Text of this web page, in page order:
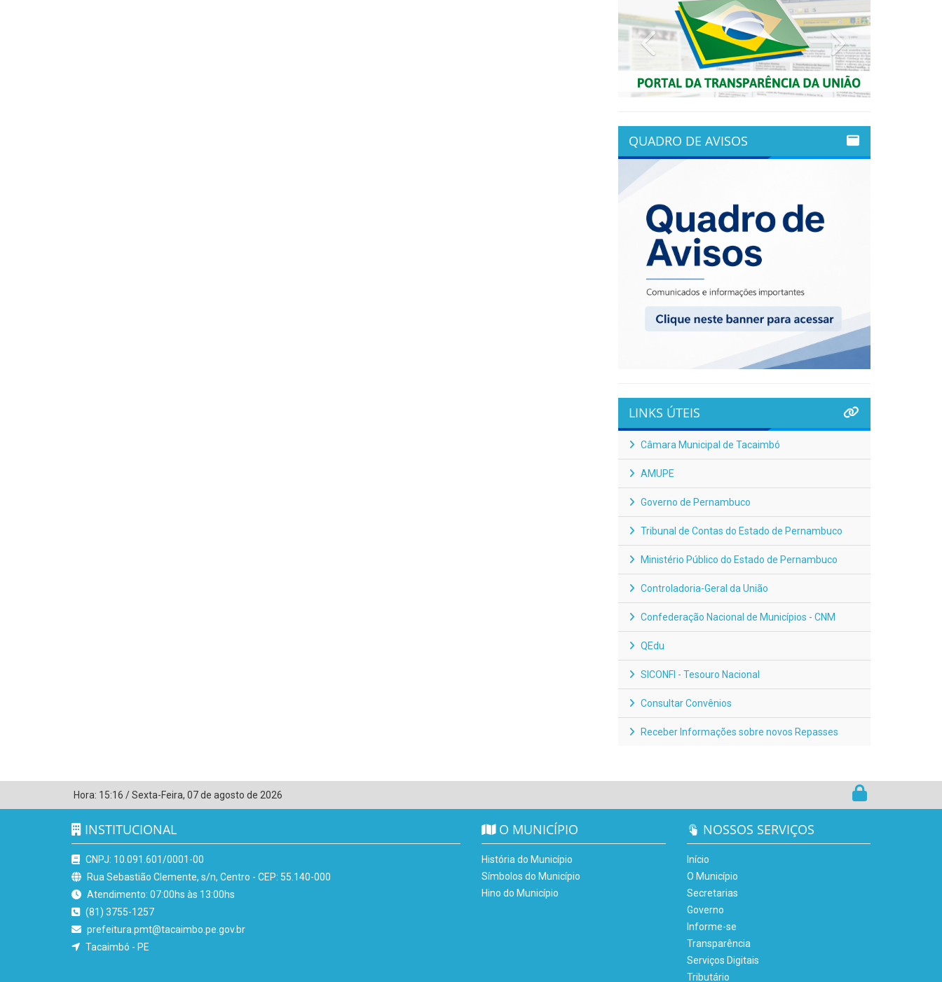
Previous Next
QUADRO DE AVISOS
LINKS ÚTEIS
Câmara Municipal de Tacaimbó
AMUPE
Governo de Pernambuco
Tribunal de Contas do Estado de Pernambuco
Ministério Público do Estado de Pernambuco
Controladoria-Geral da União
Confederação Nacional de Municípios - CNM
QEdu
SICONFI - Tesouro Nacional
Consultar Convênios
Receber Informações sobre novos Repasses
Hora: 15:16 /Sexta-Feira, 07 de agosto de 2026
INSTITUCIONAL
CNPJ: 10.091.601/0001-00
Rua Sebastião Clemente, s/n, Centro - CEP: 55.140-000
Atendimento: 07:00hs às 13:00hs
(81) 3755-1257
prefeitura.pmt@tacaimbo.pe.gov.br
Tacaimbó - PE
O MUNICÍPIO
História do Município
Símbolos do Município
Hino do Município
NOSSOS SERVIÇOS
Início
O Município
Secretarias
Governo
Informe-se
Transparência
Serviços Digitais
Tributário